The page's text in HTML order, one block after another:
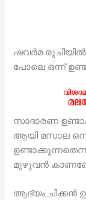
ഷവർമ
പോലെ ഒന്ന്
സാദാരണ
ആയി മസാല
മുഴുവൻ
ആദ്യം ചിക്കൻ